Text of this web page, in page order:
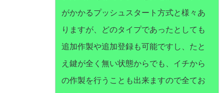
がかかるプッシュスタート方式と様々あ
りますが、どのタイプであったとしても
追加作製や追加登録も可能ですし、たと
え鍵が全く無い状態からでも、イチから
の作製を行うことも出来ますので全てお